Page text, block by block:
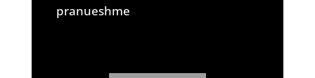
pranueshme